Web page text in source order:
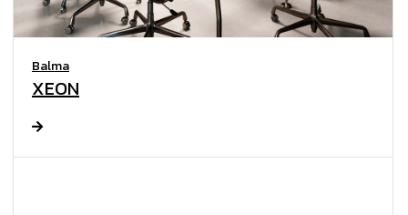
Balma
XEON